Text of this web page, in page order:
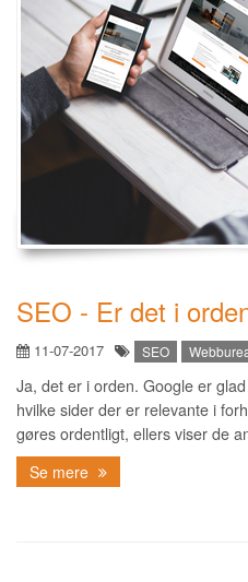
SEO - Er det i
11-07-2017 SEO
Ja, det er i orden. Google er
hvilke sider der er relevante i
gøres ordentligt, ellers viser de
Se mere